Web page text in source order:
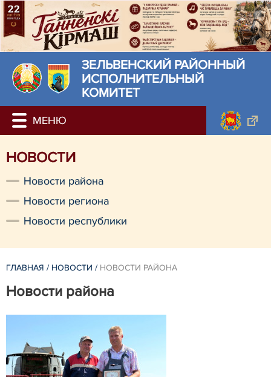
ЗЕЛЬВЕНСКИЙ РАЙОННЫЙ
ИСПОЛНИТЕЛЬНЫЙ
КОМИТЕТ
НОВОСТИ
Новости района
Новости региона
Новости республики
ГЛАВНАЯ / НОВОСТИ / НОВОСТИ РАЙОНА
Новости района